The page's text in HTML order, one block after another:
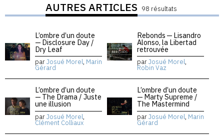
AUTRES ARTICLES 98 résultats
L’ombre d’un doute
— Disclosure Day /
Dry Leaf
parJosué Morel, Marin
Gérard
Rebonds — Lisandro
Alonso, la Libertad
retrouvée
parJosué Morel,
Robin Vaz
L’ombre d’un doute
— The Drama / Juste
une illusion
parJosué Morel,
Clément Colliaux
L’ombre d’un doute
— Marty Supreme /
The Mastermind
parJosué Morel, Marin
Gérard